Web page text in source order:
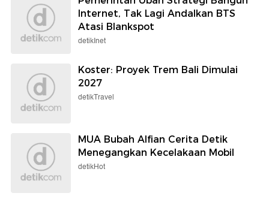
Internet, Tak Lagi Andalkan BTS
Atasi Blankspot
detikInet
Koster: Proyek Trem Bali Dimulai
2027
detikTravel
MUA Bubah Alfian Cerita Detik
Menegangkan Kecelakaan Mobil
detikHot